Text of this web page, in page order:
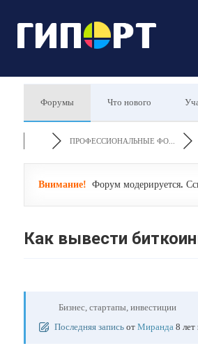
Форумы Что нового
ПРОФЕССИОНАЛЬНЫЕ ФО...
Внимание! Форум модерируется.
Как вывести
Бизнес, стартапы, инвестиции
Последняя запись от Миранда 8 лет